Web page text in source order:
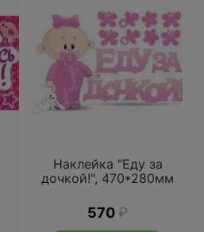
Наклейка "Еду за
дочкой!", 470*280мм
570 ₽